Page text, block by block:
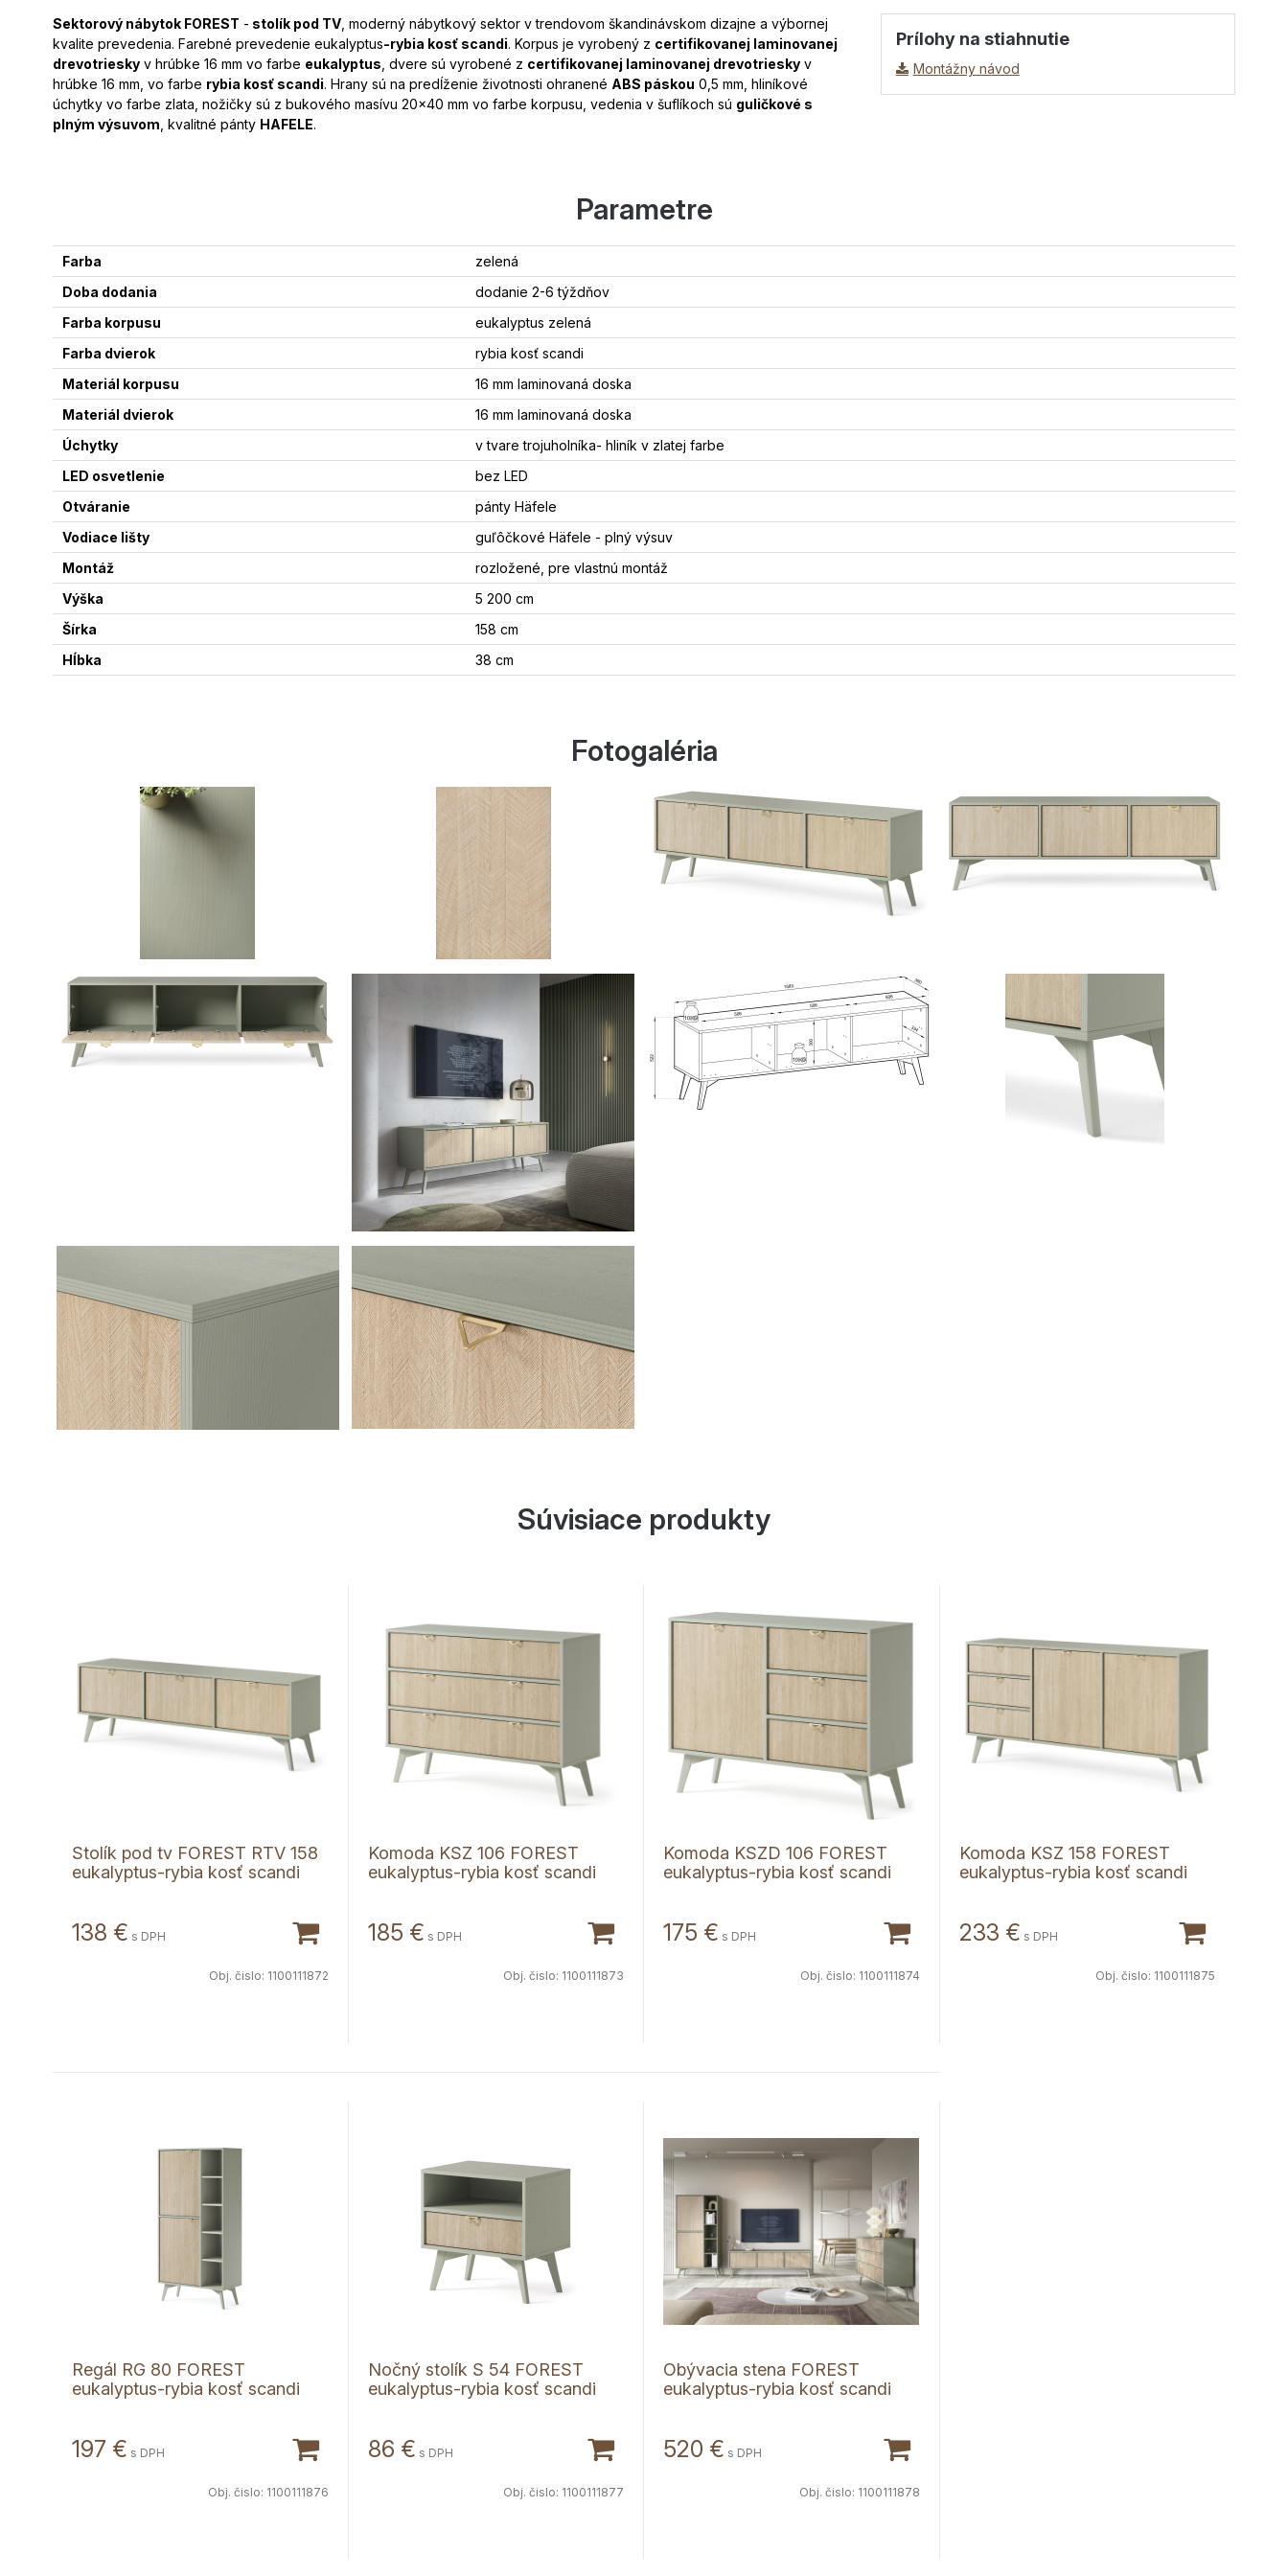
Prílohy na stiahnutie
Montážny návod
Sektorový nábytok FOREST - stolík pod TV , moderný nábytkový sektor v trendovom škandinávskom dizajne a výbornej
kvalite prevedenia. Farebné prevedenie eukalyptus-rybia kosť scandi. Korpus je vyrobený z certifikovanej laminovanej
drevotriesky v hrúbke 16 mm vo farbe eukalyptus , dvere sú vyrobené z certifikovanej laminovanej drevotriesky v
hrúbke 16 mm, vo farbe rybia kosť scandi. Hrany sú na predĺženie životnosti ohranené ABS páskou 0,5 mm, hliníkové
úchytky vo farbe zlata, nožičky sú z bukového masívu 20x40 mm vo farbe korpusu, vedenia v šuflíkoch sú guličkové s
plným výsuvom , kvalitné pánty HAFELE.
Parametre
Farba
zelená
Doba dodania
dodanie 2-6 týždňov
Farba korpusu
eukalyptus zelená
Farba dvierok
rybia kosť scandi
Materiál korpusu
16 mm laminovaná doska
Materiál dvierok
16 mm laminovaná doska
Úchytky
v tvare trojuholníka- hliník v zlatej farbe
LED osvetlenie
bez LED
Otváranie
pánty Häfele
Vodiace lišty
guľôčkové Häfele - plný výsuv
Montáž
rozložené, pre vlastnú montáž
Výška
5 200 cm
Šírka
158 cm
Hĺbka
38 cm
Fotogaléria
Súvisiace produkty
Stolík pod tv FOREST RTV 158
eukalyptus-rybia kosť scandi
138 € s DPH
Obj. čislo: 1100111872
Komoda KSZ 106 FOREST
eukalyptus-rybia kosť scandi
185 € s DPH
Obj. čislo: 1100111873
Komoda KSZD 106 FOREST
eukalyptus-rybia kosť scandi
175 € s DPH
Obj. čislo: 1100111874
Komoda KSZ 158 FOREST
eukalyptus-rybia kosť scandi
233 € s DPH
Obj. čislo: 1100111875
Regál RG 80 FOREST
eukalyptus-rybia kosť scandi
197 € s DPH
Obj. čislo: 1100111876
Nočný stolík S 54 FOREST
eukalyptus-rybia kosť scandi
86 € s DPH
Obj. čislo: 1100111877
Obývacia stena FOREST
eukalyptus-rybia kosť scandi
520 € s DPH
Obj. čislo: 1100111878